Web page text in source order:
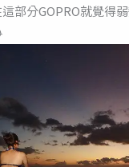
部分GOPRO就覺得